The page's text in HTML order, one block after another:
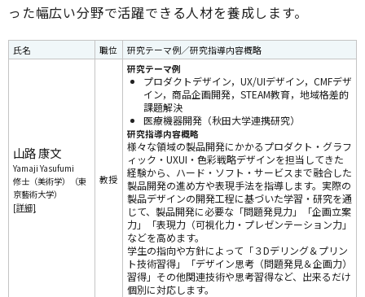
った幅広い分野で活躍できる人材を養成します。
氏名 職位 研究テーマ例／研究指導内容概略
山路 康文
Yamaji Yasufumi
修士（美術学）（東
京藝術大学）
[詳細]
教授
研究テーマ例
プロダクトデザイン，UX/UIデザイン，CMFデザ
イン，商品企画開発，STEAM教育，地域格差的
課題解決
医療機器開発（秋田大学連携研究）
研究指導内容概略
様々な領域の製品開発にかかるプロダクト・グラフ
ィック・UXUI・色彩戦略デザインを担当してきた
経験から、ハード・ソフト・サービスまで融合した
製品開発の進め方や表現手法を指導します。実際の
製品デザインの開発工程に基づいた学習・研究を通
じて、製品開発に必要な「問題発見力」「企画立案
力」「表現力（可視化力・プレゼンテーション力」
などを高めます。
学生の指向や方針によって「３Dデリング＆プリン
ト技術習得」「デザイン思考（問題発見＆企画力）
習得」その他関連技術や思考習得など、出来るだけ
個別に対応します。